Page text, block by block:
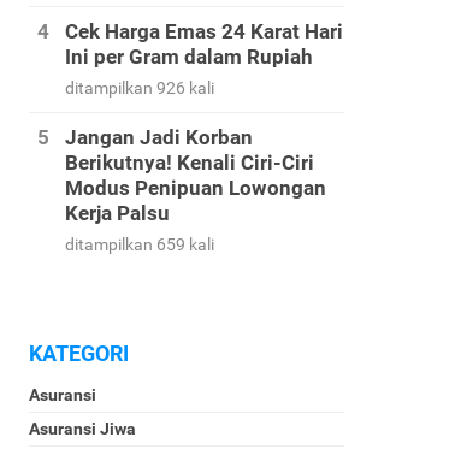
Cek Harga Emas 24 Karat Hari
Ini per Gram dalam Rupiah
ditampilkan 926 kali
Jangan Jadi Korban
Berikutnya! Kenali Ciri-Ciri
Modus Penipuan Lowongan
Kerja Palsu
ditampilkan 659 kali
KATEGORI
Asuransi
Asuransi Jiwa